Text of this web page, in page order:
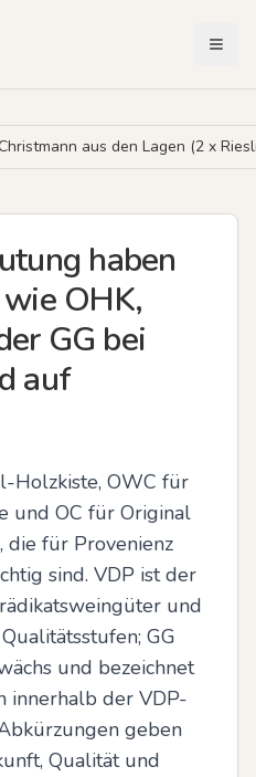
aus den Lagen (2 x
haben
OHK,
GG bei
auf
Holzkiste, OWC für
und OC für Original
die für Provenienz
sind. VDP ist der
und
GG
und bezeichnet
innerhalb der VDP-
geben
Qualität und